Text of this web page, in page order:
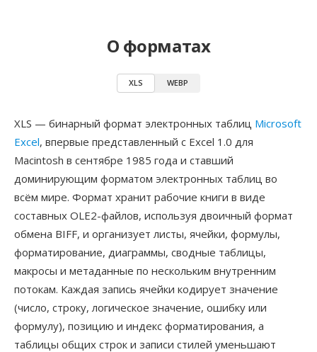
О форматах
XLS WEBP
XLS — бинарный формат электронных таблиц Microsoft
Excel, впервые представленный с Excel 1.0 для
Macintosh в сентябре 1985 года и ставший
доминирующим форматом электронных таблиц во
всём мире. Формат хранит рабочие книги в виде
составных OLE2-файлов, используя двоичный формат
обмена BIFF, и организует листы, ячейки, формулы,
форматирование, диаграммы, сводные таблицы,
макросы и метаданные по нескольким внутренним
потокам. Каждая запись ячейки кодирует значение
(число, строку, логическое значение, ошибку или
формулу), позицию и индекс форматирования, а
таблицы общих строк и записи стилей уменьшают